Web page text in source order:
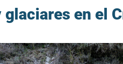
glaciares en el